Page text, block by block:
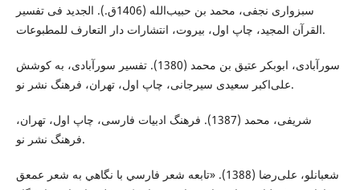
سبزواری نجفی، محمد بن حبیب‌الله (1406ق.). الجدید فی تفسیر
القرآن المجید، چاپ اول، بیروت، انتشارات دار التعارف للمطبوعات.
سورآبادی، ابوبکر عتیق بن محمد (1380). تفسیر سورآبادی، به کوشش
علی‌اکبر سعیدی سیرجانی، چاپ اول، تهران، فرهنگ نشر نو.
شریفی، محمد (1387). فرهنگ ادبیات فارسی، چاپ اول، تهران،
فرهنگ نشر نو.
شعبانلو، علی‌رضا (1388). «تابعه شعر فارسي با نگاهي به شعر عمعق